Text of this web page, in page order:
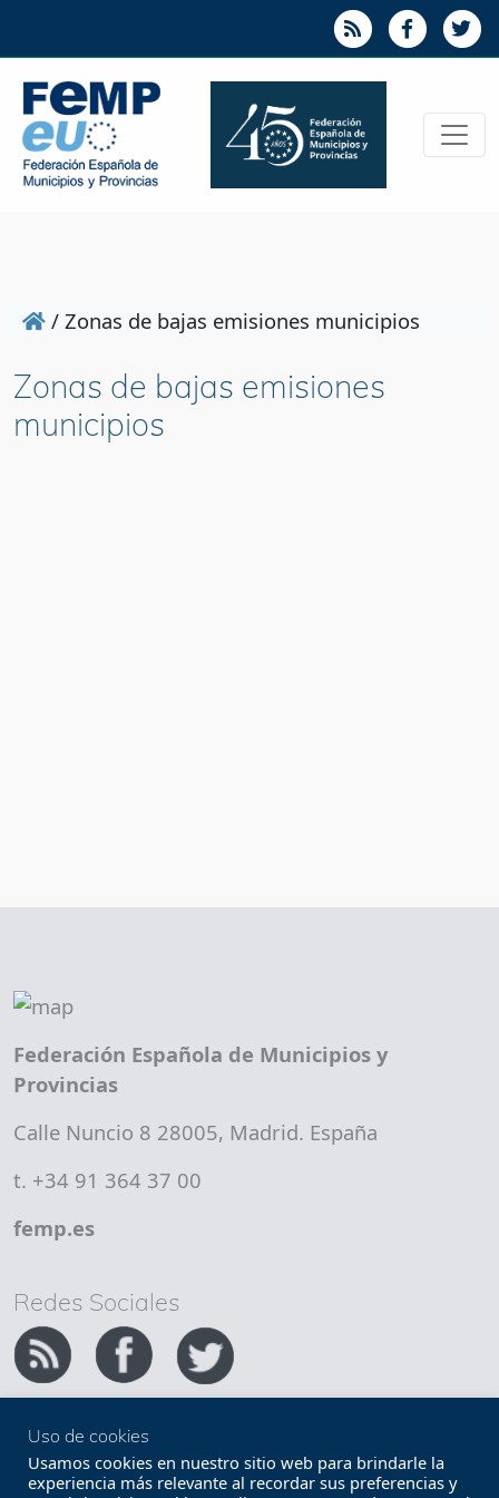
/ Zonas de bajas emisiones municipios
Zonas de bajas emisiones
municipios
Federación Española de Municipios y
Provincias
Calle Nuncio 8 28005, Madrid. España
t. +34 91 364 37 00
femp.es
Redes Sociales
Copyright FEMP
Accesibilidad
Uso de cookies
Usamos cookies en nuestro sitio web para brindarle la
experiencia más relevante al recordar sus preferencias y